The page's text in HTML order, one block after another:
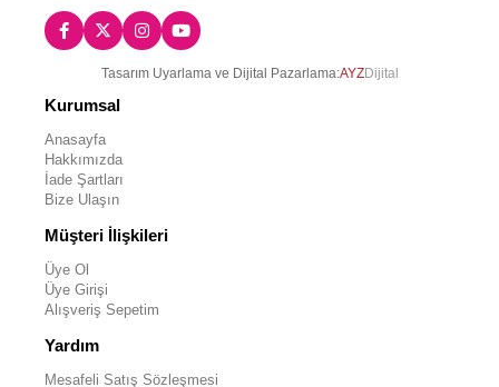
Tasarım Uyarlama ve Dijital Pazarlama:AYZDijital
Kurumsal
Anasayfa
Hakkımızda
İade Şartları
Bize Ulaşın
Müşteri İlişkileri
Üye Ol
Üye Girişi
Alışveriş Sepetim
Yardım
Mesafeli Satış Sözleşmesi